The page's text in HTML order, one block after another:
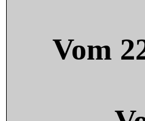
Vom